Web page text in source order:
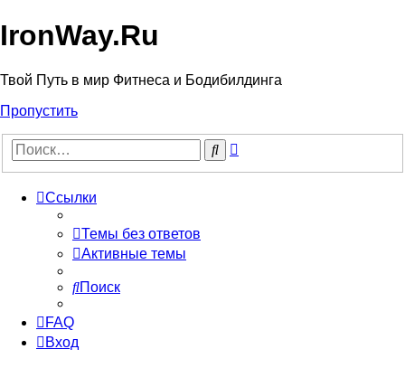
IronWay.Ru
Твой Путь в мир Фитнеса и Бодибилдинга
Пропустить
Поиск
Ссылки
Темы без ответов
Активные темы
Поиск
FAQ
Вход